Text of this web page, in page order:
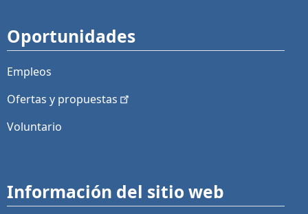
Oportunidades
Empleos
Ofertas y propuestas
Voluntario
Información del sitio web